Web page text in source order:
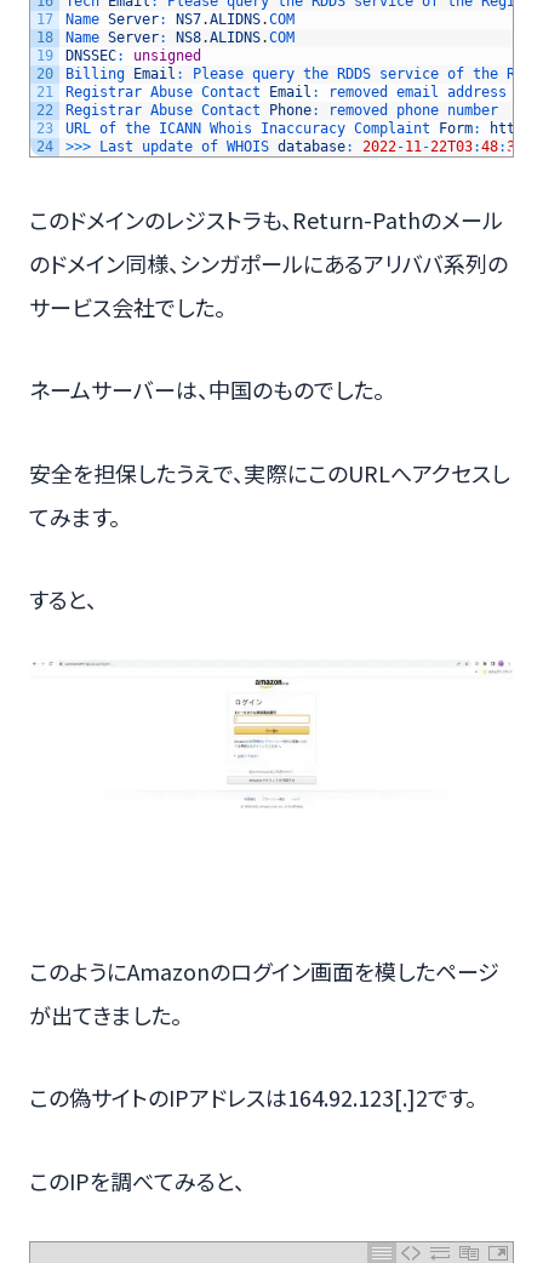
17
18
19
20
21
22
23
24
Name Server: NS7.ALIDNS.COM
Name Server: NS8.ALIDNS.COM
DNSSEC:
unsigned
Billing
Email : Please query the RDDS service of the
Registrar Abuse Contact Email : removed email address
Registrar Abuse Contact Phone: removed phone number
URL of the ICANN Whois Inaccuracy Complaint Form: https
>>>
Last update of WHOIS database: 2022-11-22T03:48:
このドメインのレジストラも、Return-Pathのメール
のドメイン同様、シンガポールにあるアリババ系列の
サービス会社でした。
ネームサーバーは、中国のものでした。
安全を担保したうえで、実際にこのURLへアクセスし
てみます。
すると、
このようにAmazonのログイン画面を模したページ
が出てきました。
この偽サイトのIPアドレスは164.92.123[.]2です。
このIPを調べてみると、